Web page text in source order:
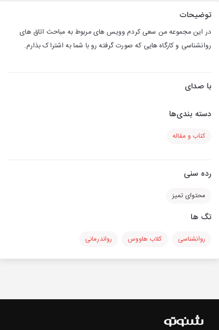
توضیحات
در این مجموعه من سعی کردم وویس های مربوط به مباحث اتاق های
روانشناسی و کارگاه هایی که صورت گرفته رو با شما به اشتراک بذارم.
با صدای
دسته بندی‌ها
کتاب و مقاله
رده سنی
محتوای تمیز
تگ ها
روانشناسی کلاب هاووس رواندرمانی